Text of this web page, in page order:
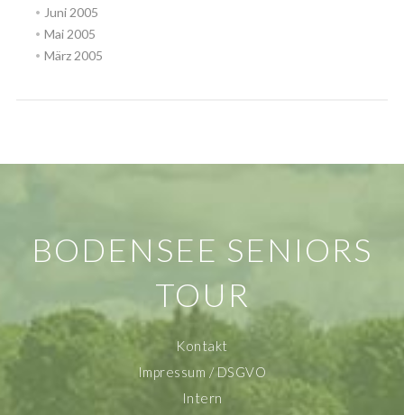
Juni 2005
Mai 2005
März 2005
BODENSEE SENIORS
TOUR
Kontakt
Impressum / DSGVO
Intern